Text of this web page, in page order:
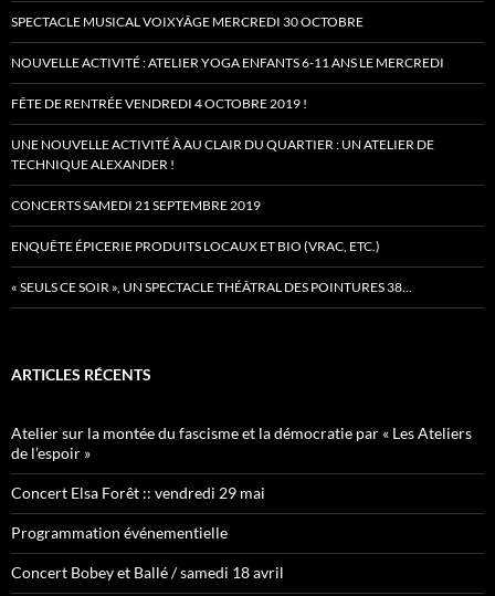
SPECTACLE MUSICAL VOIXYÂGE MERCREDI 30 OCTOBRE
NOUVELLE ACTIVITÉ : ATELIER YOGA ENFANTS 6-11 ANS LE MERCREDI
FÊTE DE RENTRÉE VENDREDI 4 OCTOBRE 2019 !
UNE NOUVELLE ACTIVITÉ À AU CLAIR DU QUARTIER : UN ATELIER DE
TECHNIQUE ALEXANDER !
CONCERTS SAMEDI 21 SEPTEMBRE 2019
ENQUÊTE ÉPICERIE PRODUITS LOCAUX ET BIO (VRAC, ETC.)
« SEULS CE SOIR », UN SPECTACLE THÉÂTRAL DES POINTURES 38…
ARTICLES RÉCENTS
Atelier sur la montée du fascisme et la démocratie par « Les Ateliers
de l’espoir »
Concert Elsa Forêt :: vendredi 29 mai
Programmation événementielle
Concert Bobey et Ballé / samedi 18 avril